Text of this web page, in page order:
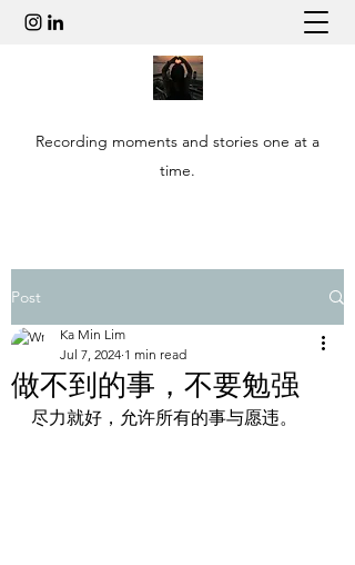
Recording moments and stories one at a
time.
Post
做不到的事，不要勉强
Ka Min Lim
Jul 7, 2024 1 min read
尽力就好，允许所有的事与愿违。